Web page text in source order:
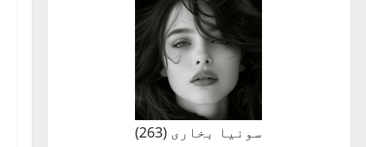
سونیا بخاری (
263
)